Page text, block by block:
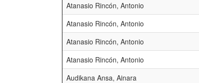
Atanasio Rincón, Antonio
Atanasio Rincón, Antonio
Atanasio Rincón, Antonio
Atanasio Rincón, Antonio
Audikana Ansa, Ainara